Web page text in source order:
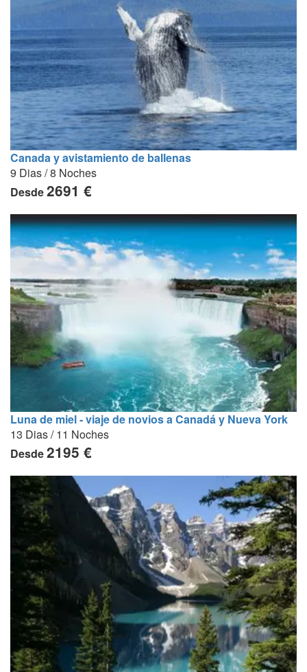
Canada y avistamiento de ballenas
9 Dias / 8 Noches
Desde2691 €
Luna de miel - viaje de novios a Canadá y Nueva York
13 Dias / 11 Noches
Desde2195 €